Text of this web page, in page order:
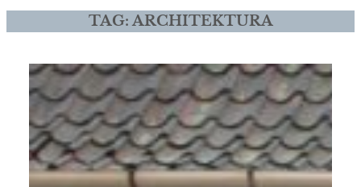
TAG:ARCHITEKTURA